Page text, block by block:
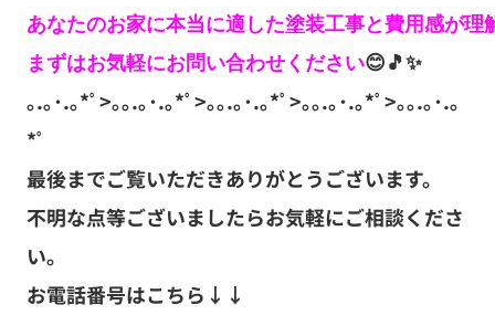
あなたのお家に本当に適した塗装工事と費用感が理
まずはお気軽にお問い合わせください
😊🎵✨
｡.｡･.｡*ﾟ>｡｡.｡･.｡*ﾟ>｡｡.｡･.｡*ﾟ>｡｡.｡･.｡*ﾟ>｡｡.｡･.｡
*ﾟ
最後までご覧いただきありがとうございます。
不明な点等ございましたらお気軽にご相談くださ
い。
お電話番号はこちら↓↓